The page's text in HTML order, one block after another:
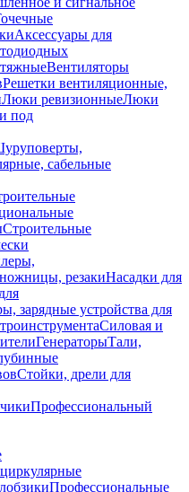
Аксессуары для
Вентиляторы
Решетки вентиляционные,
Люки ревизионныеЛюки
под
сабельные
Строительные
резакиНасадки для
зарядные устройства для
Силовая и
ГенераторыТали,
Стойки, дрели для
Профессиональный
Профессиональные